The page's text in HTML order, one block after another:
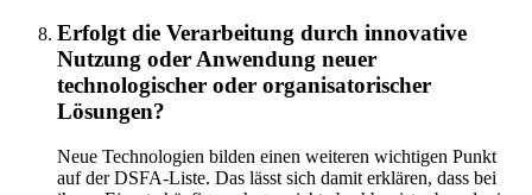
Erfolgt die Verarbeitung durch innovative
Nutzung oder Anwendung neuer
technologischer oder organisatorischer
Lösungen?
Neue Technologien bilden einen weiteren wichtigen Punkt
auf der DSFA-Liste. Das lässt sich damit erklären, dass bei